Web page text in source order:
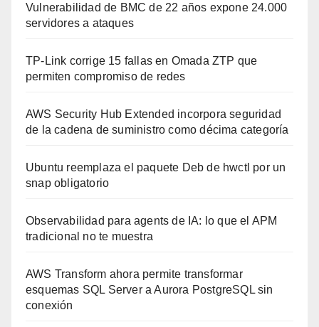
Vulnerabilidad de BMC de 22 años expone 24.000
servidores a ataques
TP-Link corrige 15 fallas en Omada ZTP que
permiten compromiso de redes
AWS Security Hub Extended incorpora seguridad
de la cadena de suministro como décima categoría
Ubuntu reemplaza el paquete Deb de hwctl por un
snap obligatorio
Observabilidad para agents de IA: lo que el APM
tradicional no te muestra
AWS Transform ahora permite transformar
esquemas SQL Server a Aurora PostgreSQL sin
conexión